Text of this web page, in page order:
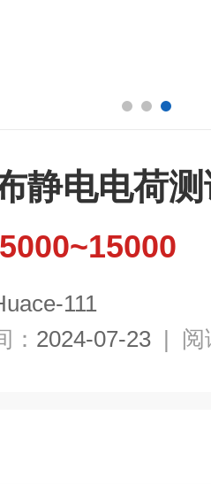
静电电荷
111
： 2024-07-23 | 阅